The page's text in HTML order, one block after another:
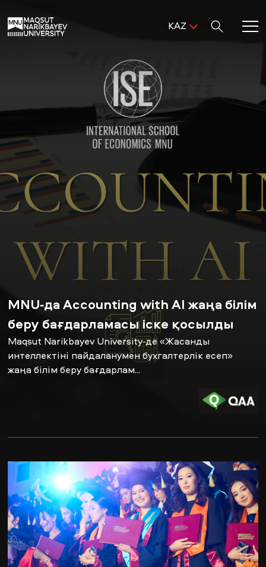
KAZ
MNU-ге қош келдіңіз!
Академиялық өмір
Зерттеу және ғылым
Оқуға қабылдау және қолдау
MNU тынысы
ЖАҢАЛЫҚТАРБАҚ БІЗ ТУРАЛЫЖҰМЫС ОРЫНДАРЫҚЫЗМЕТКЕРЛЕР
ENG RUS
MNU-да Accounting with AI жаңа білім
беру бағдарламасы іске қосылды
Maqsut Narikbayev University-де «Жасанды
интеллектіні пайдаланумен бухгалтерлік есеп»
жаңа білім беру бағдарлам...